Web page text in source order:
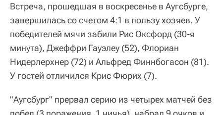
Встреча, прошедшая в воскресенье в Аугсбурге,
завершилась со счетом 4:1 в пользу хозяев. У
победителей мячи забили Рис Оксфорд (30-я
минута), Джеффри Гауэлеу (52), Флориан
Нидерлерхнер (72) и Альфред Финнбогасон (81).
У гостей отличился Крис Фюрих (7).
"Аугсбург" прервал серию из четырех матчей без